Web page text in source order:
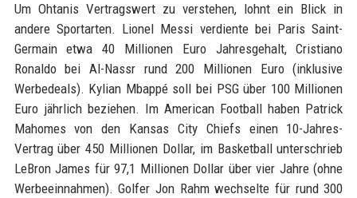
Um Ohtanis Vertragswert zu verstehen, lohnt ein Blick in
andere Sportarten. Lionel Messi verdiente bei Paris Saint-
Germain etwa 40 Millionen Euro Jahresgehalt, Cristiano
Ronaldo bei Al-Nassr rund 200 Millionen Euro (inklusive
Werbedeals). Kylian Mbappé soll bei PSG über 100 Millionen
Euro jährlich beziehen. Im American Football haben Patrick
Mahomes von den Kansas City Chiefs einen 10-Jahres-
Vertrag über 450 Millionen Dollar, im Basketball unterschrieb
LeBron James für 97,1 Millionen Dollar über vier Jahre (ohne
Werbeeinnahmen). Golfer Jon Rahm wechselte für rund 300